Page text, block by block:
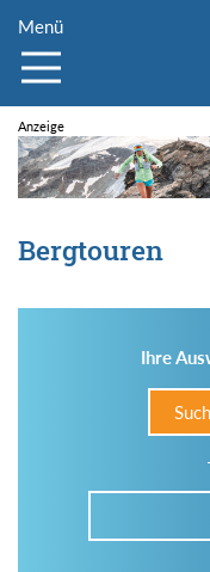
Menü
Bergtouren
Ihre